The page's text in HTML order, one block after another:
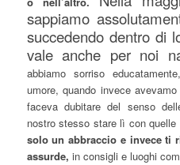
sappiamo
succedendo dentro di
vale anche per noi
abbiamo sorriso
umore, quando invece
faceva dubitare del senso
nostro stesso stare lì con
solo un abbraccio e invece ti
assurde, in consigli e luoghi